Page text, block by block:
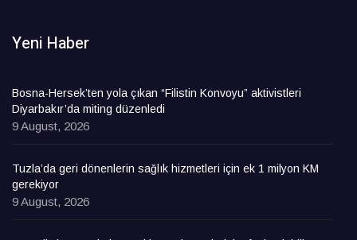
Yeni Haber
Bosna-Hersek’ten yola çıkan “Filistin Konvoyu” aktivistleri
Diyarbakır’da miting düzenledi
9 August, 2026
Tuzla’da geri dönenlerin sağlık hizmetleri için ek 1 milyon KM
gerekiyor
9 August, 2026